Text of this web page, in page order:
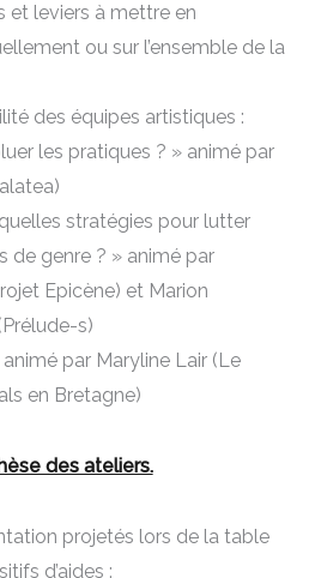
et leviers à mettre en
ou sur l’ensemble de la
des équipes artistiques :
les pratiques ? » animé par
stratégies pour lutter
de genre ? » animé par
Epicène) et Marion
s)
par Maryline Lair (Le
en Bretagne)
des ateliers.
projetés lors de la table
d’aides :